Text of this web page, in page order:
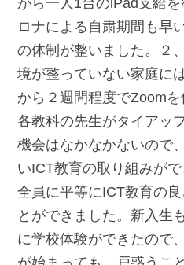
ロナによる自粛期間も早
の体制が整いました。２
境が整っていない家庭に
から２週間程度でZoomを
各教科の先生がタイアッ
機会はなかなかないので
いICT教育の取り組みが
全員に平等にICT教育の
とができました。新入生
に学校体験ができたので